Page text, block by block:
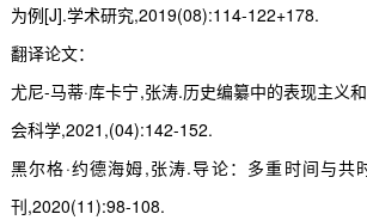
为例[J].学术研究,2019(08):114-122+178.
翻译论文：
尤尼-马蒂·库卡宁,张涛.历史编纂中的表现主义
会科学,2021,(04):142-152.
黑尔格·约德海姆,张涛.导论：多重时间与共
刊,2020(11):98-108.